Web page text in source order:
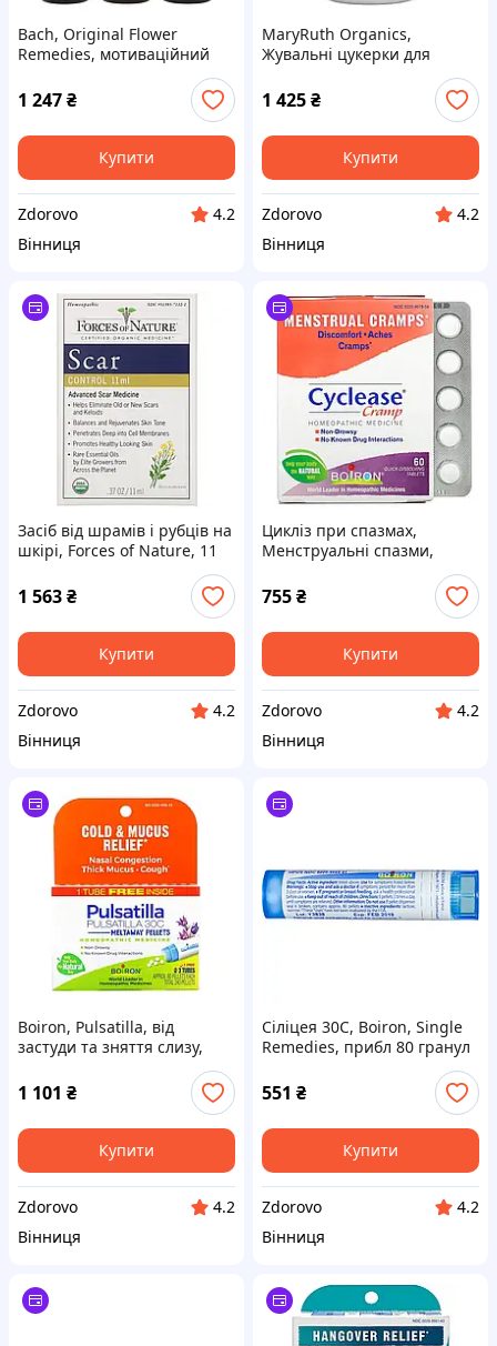
Bach, Original Flower
Remedies, мотиваційний
набір, Get It Done, 3 піпетки
по 10 мл (0,35 рідк. унції)
1 247₴
Купити
Zdorovo
4.2
Вінниця
MaryRuth Organics,
Жувальні цукерки для
жувальних цукерок
1 425₴
Купити
Zdorovo
4.2
Вінниця
Засіб від шрамів і рубців на
шкірі, Forces of Nature, 11
1 563₴
Купити
Zdorovo
4.2
Вінниця
Цикліз при спазмах,
Менструальні спазми,
швидкорозчинних таблеток
755₴
Купити
Zdorovo
4.2
Вінниця
Boiron, Pulsatilla, від
застуди та зняття слизу,
гранули Meltaway, 30C, 3
пробірки, 80 гранул у
кожній
1 101 ₴
Купити
Zdorovo
4.2
Вінниця
Сіліцея 30C, Boiron, Single
Remedies, прибл 80 гранул
551 ₴
Купити
Zdorovo
4.2
Вінниця